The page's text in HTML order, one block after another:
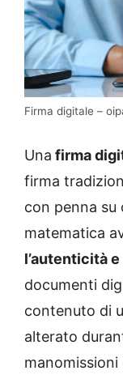
Firma digitale –
Una firma
firma
con penna su
matematica
l’autenticità
documenti
contenuto di
alterato